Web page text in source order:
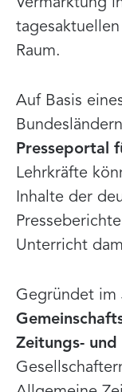
Vermarktung
Raum.
Auf Basis
Presseportal
Lehrkräfte
Inhalte der
Unterricht
Gegründet im
Zeitungs-